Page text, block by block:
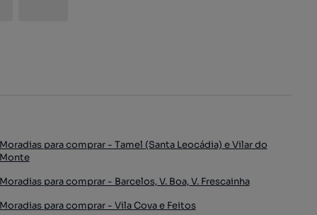
para comprar - Tamel (Santa Leocádia) e Vilar do
para comprar - Barcelos, V. Boa, V. Frescainha
para comprar - Vila Cova e Feitos